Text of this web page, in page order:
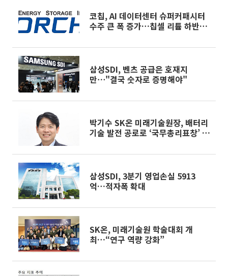
코칩, AI 데이터센터 슈퍼커패시터
수주 큰 폭 증가…칩셀 리튬 하반기
삼성SDI, 벤츠 공급은 호재지
만⋯"결국 숫자로 증명해야"
박기수 SK온 미래기술원장, 배터리
기술 발전 공로로 ‘국무총리표창’ 수
삼성SDI, 3분기 영업손실 5913
억…적자폭 확대
SK온, 미래기술원 학술대회 개
최…“연구 역량 강화”